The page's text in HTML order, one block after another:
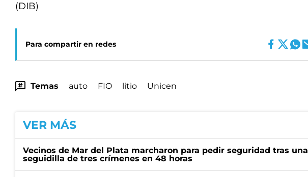
(DIB)
Para compartir en redes
Temas auto FIO litio Unicen
VER MÁS
Vecinos de Mar del Plata marcharon para pedir seguridad tras una
seguidilla de tres crímenes en 48 horas